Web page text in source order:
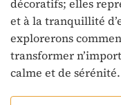
décoratifs; elles
et à la tranquillité
explorerons
transformer
calme et de sérénité.